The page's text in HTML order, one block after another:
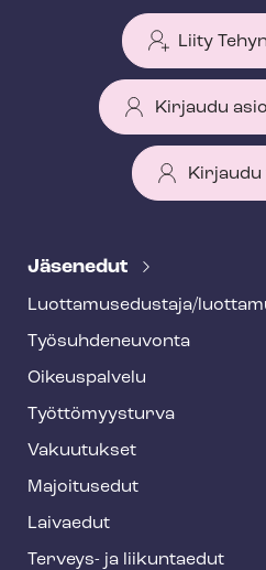
Liity
Kirjaudu
Kirjaudu
e
f
o
o
t
e
Jäsenedut
Luot­ta­muse­dus­ta­ja/
Työ­suh­de­neu­von­ta
Oikeuspalvelu
Työt­tö­myys­tur­va
Vakuutukset
Majoitusedut
Laivaedut
Terveys- ja liikuntaedut